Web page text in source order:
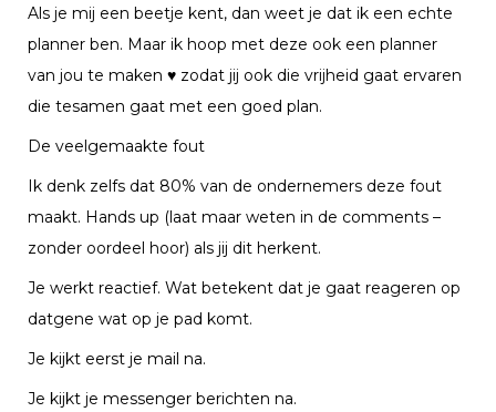
Als je mij een beetje kent, dan weet je dat ik een echte
planner ben. Maar ik hoop met deze ook een planner
van jou te maken ♥ zodat jij ook die vrijheid gaat ervaren
die tesamen gaat met een goed plan.
De veelgemaakte fout
Ik denk zelfs dat 80% van de ondernemers deze fout
maakt. Hands up (laat maar weten in de comments –
zonder oordeel hoor) als jij dit herkent.
Je werkt reactief. Wat betekent dat je gaat reageren op
datgene wat op je pad komt.
Je kijkt eerst je mail na.
Je kijkt je messenger berichten na.